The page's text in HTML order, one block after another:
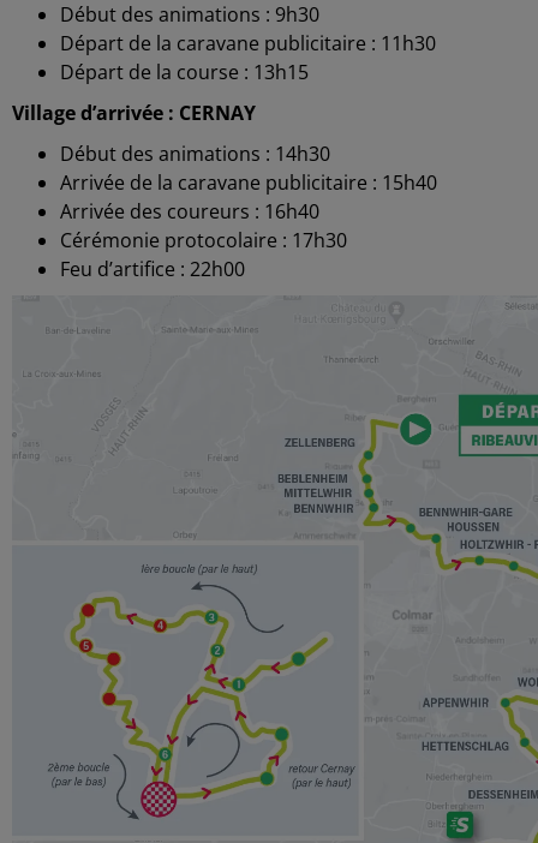
Début des animations : 9h30
Départ de la caravane publicitaire : 11h30
Départ de la course : 13h15
Village d’arrivée : CERNAY
Début des animations : 14h30
Arrivée de la caravane publicitaire : 15h40
Arrivée des coureurs : 16h40
Cérémonie protocolaire : 17h30
Feu d’artifice : 22h00